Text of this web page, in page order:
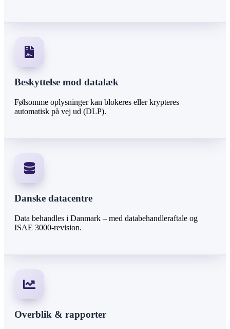
Beskyttelse mod datalæk
Følsomme oplysninger kan blokeres eller krypteres
automatisk på vej ud (DLP).
Danske datacentre
Data behandles i Danmark – med databehandleraftale og
ISAE 3000-revision.
Overblik & rapporter